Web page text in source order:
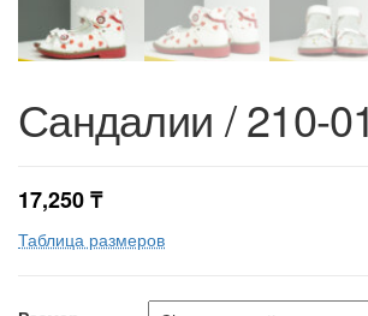
Сандалии / 210-01
17,250₸
Таблица размеров